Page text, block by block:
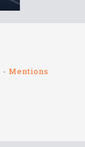
- Mentions